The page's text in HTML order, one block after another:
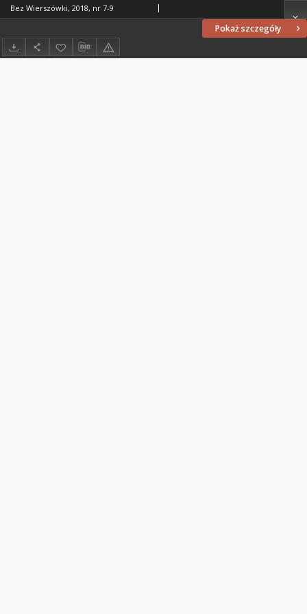
Pokaż szczegóły
Bez Wierszówki, 2018, nr 7-9